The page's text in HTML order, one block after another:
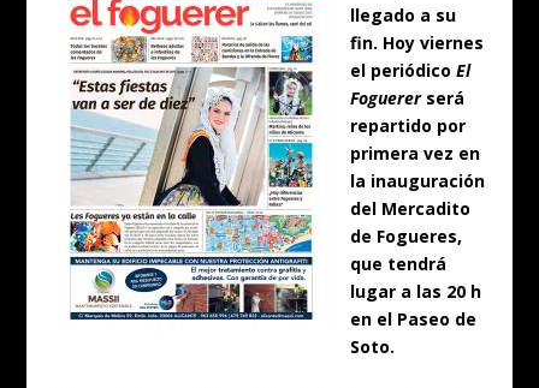
llegado a su
fin. Hoy viernes
el periódicoEl
Foguererserá
repartido por
primera vez en
la inauguración
del Mercadito
de Fogueres,
que tendrá
lugar a las 20 h
en el Paseo de
Soto.